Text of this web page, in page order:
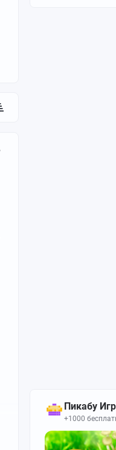
Пикабу
+1000